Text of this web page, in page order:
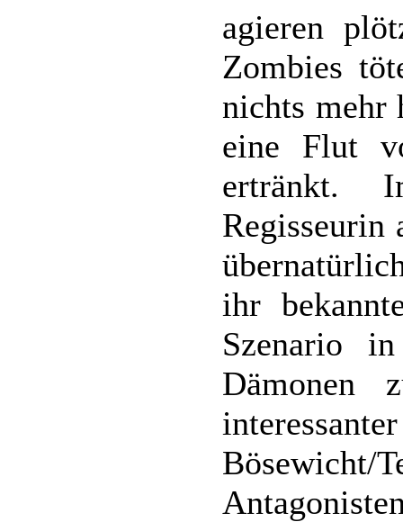
agieren
Zombies
nichts mehr
eine Flut
ertränkt.
Regisseurin
ihr
Szenario
Dämonen